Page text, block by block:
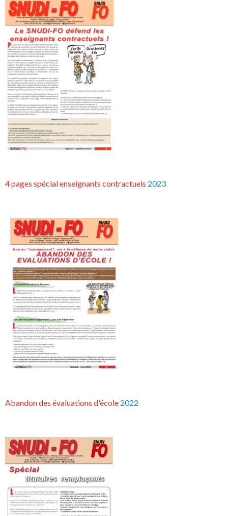
4 pages spécial enseignants contractuels 2023
Abandon des évaluations d'école 2022